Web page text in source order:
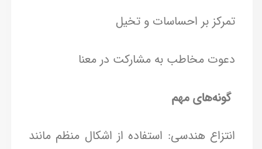
تمرکز بر احساسات و تخیل
دعوت مخاطب به مشارکت در معنا
️ گونه‌های مهم
انتزاع هندسی: استفاده از اشکال منظم مانند